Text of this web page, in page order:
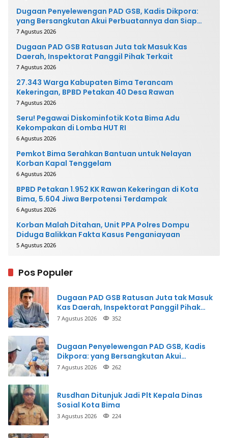
Dugaan Penyelewengan PAD GSB, Kadis Dikpora:
yang Bersangkutan Akui Perbuatannya dan Siap
Mengembalikan Uang
7 Agustus 2026
Dugaan PAD GSB Ratusan Juta tak Masuk Kas
Daerah, Inspektorat Panggil Pihak Terkait
7 Agustus 2026
27.343 Warga Kabupaten Bima Terancam
Kekeringan, BPBD Petakan 40 Desa Rawan
7 Agustus 2026
Seru! Pegawai Diskominfotik Kota Bima Adu
Kekompakan di Lomba HUT RI
6 Agustus 2026
Pemkot Bima Serahkan Bantuan untuk Nelayan
Korban Kapal Tenggelam
6 Agustus 2026
BPBD Petakan 1.952 KK Rawan Kekeringan di Kota
Bima, 5.604 Jiwa Berpotensi Terdampak
6 Agustus 2026
Korban Malah Ditahan, Unit PPA Polres Dompu
Diduga Balikkan Fakta Kasus Penganiayaan
5 Agustus 2026
Pos Populer
Dugaan PAD GSB Ratusan Juta tak Masuk
Kas Daerah, Inspektorat Panggil Pihak
Terkait
7 Agustus 2026 352
Dugaan Penyelewengan PAD GSB, Kadis
Dikpora: yang Bersangkutan Akui
Perbuatannya dan Siap Mengembalikan
7 Agustus 2026 262
Rusdhan Ditunjuk Jadi Plt Kepala Dinas
Sosial Kota Bima
3 Agustus 2026 224